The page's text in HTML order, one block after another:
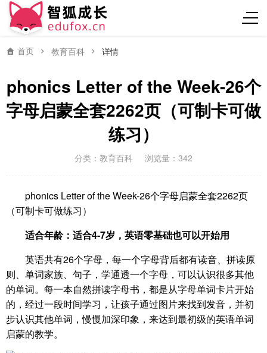
首页 教育百科 详情
phonics Letter of the Week-26个
字母启蒙全套2262页（可制卡可做
练习）
分类： 教育百科 浏览量：342
phonics Letter of the Week-26个字母启蒙全套2262页
（可制卡可做练习）
适合年龄：适合4-7岁，英语零基础也可以开始用
英语共有26个字母，每一个字母背后都有读音、拼读原
则、单词家族、句子，学通透一个字母，可以认识很多其他
的单词。每一本自然拼读字母书，都是从字母单词卡片开始
的，经过一段时间学习，让孩子通过图片来找到发音，并初
步认识其他单词，慢慢加深印象，来达到最初级的英语单词
启蒙的教学。